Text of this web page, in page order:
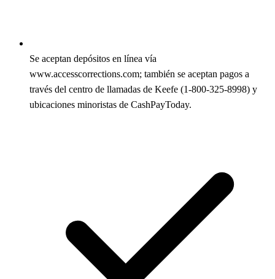
Se aceptan depósitos en línea vía
www.accesscorrections.com; también se aceptan pagos a
través del centro de llamadas de Keefe (1-800-325-8998) y
ubicaciones minoristas de CashPayToday.